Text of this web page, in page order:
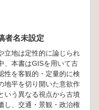
者名未設定
立地は定性的に論じられ
、本書はGISを用いて古
性を客観的・定量的に検
地平を切り開いた意欲作
いう異なる視点から古墳
し、交通・景観・政治権